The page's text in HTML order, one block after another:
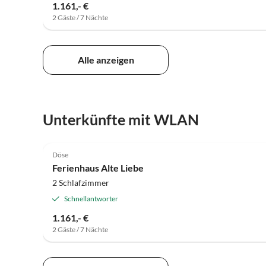
1.161,- €
2 Gäste / 7 Nächte
Alle anzeigen
Unterkünfte mit WLAN
Döse
Ferienhaus Alte Liebe
2 Schlafzimmer
Schnellantworter
1.161,- €
2 Gäste / 7 Nächte